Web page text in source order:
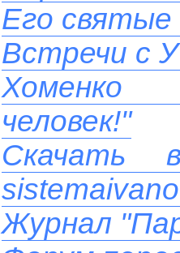
Его святые
Встречи с
Хоменко
человек!"
Скачать
Журнал